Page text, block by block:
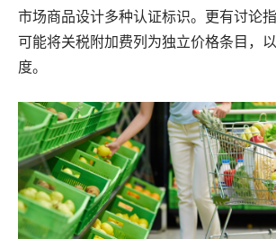
市场商品设计多种认证标识。更有讨论
可能将关税附加费列为独立价格条目，
度。